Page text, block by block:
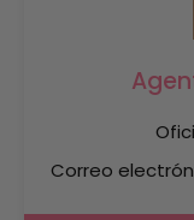
Correo